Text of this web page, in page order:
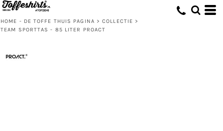
HOME - DE TOFFE THUIS PAGINA > COLLECTIE >
TEAM SPORTTAS - 85 LITER PROACT